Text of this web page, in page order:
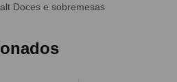
Doces e sobremesas